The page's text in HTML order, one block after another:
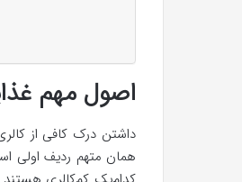
اصول مهم
داشتن درک کافی از
همان متهم ردیف